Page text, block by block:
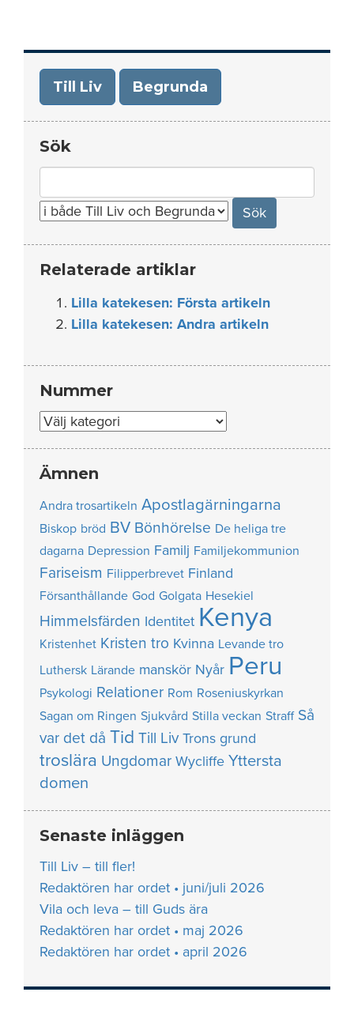
Till Liv Begrunda
Sök
for:
Relaterade artiklar
Lilla katekesen: Första artikeln
Lilla katekesen: Andra artikeln
Nummer
Nummer
Ämnen
Andra trosartikeln Apostlagärningarna
Biskop bröd BV Bönhörelse De heliga tre
dagarna Depression Familj Familjekommunion
Fariseism Filipperbrevet Finland
Försanthållande God Golgata Hesekiel
Himmelsfärden Identitet Kenya
Kristenhet Kristen tro Kvinna Levande tro
Luthersk Lärande manskör Nyår Peru
Psykologi Relationer Rom Roseniuskyrkan
Sagan om Ringen Sjukvård Stilla veckan Straff Så
var det då Tid Till Liv Trons grund
troslära Ungdomar Wycliffe Yttersta
domen
Senaste inläggen
Till Liv – till fler!
Redaktören har ordet • juni/juli 2026
Vila och leva – till Guds ära
Redaktören har ordet • maj 2026
Redaktören har ordet • april 2026